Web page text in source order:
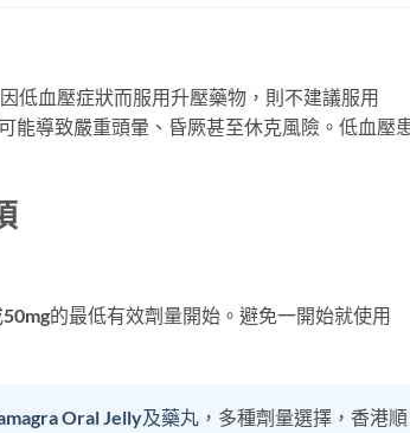
低血壓症狀而服用升壓藥物，則不建議服用
能導致嚴重頭暈、昏厥甚至休克風險。低血壓
的最低有效劑量開始。避免一開始就使用
Oral Jelly及藥丸 ，多種劑量選擇，香港順